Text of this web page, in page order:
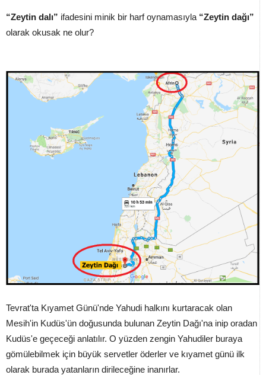
“Zeytin dalı” ifadesini minik bir harf oynamasıyla “Zeytin dağı”
olarak okusak ne olur?
Tevrat'ta Kıyamet Günü'nde Yahudi halkını kurtaracak olan
Mesih'in Kudüs'ün doğusunda bulunan Zeytin Dağı'na inip oradan
Kudüs'e geçeceği anlatılır. O yüzden zengin Yahudiler buraya
gömülebilmek için büyük servetler öderler ve kıyamet günü ilk
olarak burada yatanların dirileceğine inanırlar.